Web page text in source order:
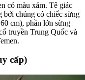
có màu xám. Tê giác
bởi chúng có chiếc sừng
cm), phần lớn sừng
truyền Trung Quốc và
cấp)